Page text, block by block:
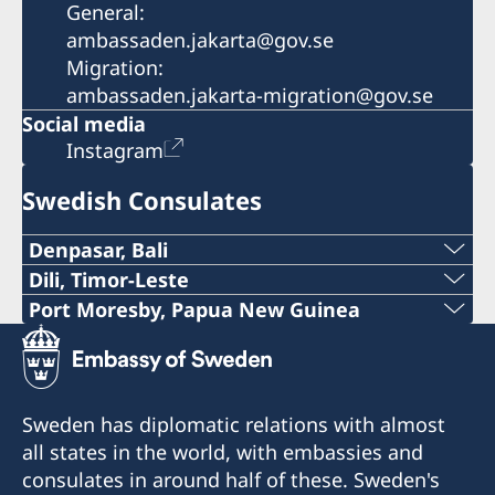
General:
ambassaden.jakarta@gov.se
Migration:
ambassaden.jakarta-migration@gov.se
Social media
Instagram
Swedish Consulates
Denpasar, Bali
Phone:
+62-361-282 223
Mobile Phone:
+62822 6699 6429
Email:
Dili, Timor-Leste
Phone:
+670 777 05556
mms@mdslegal.tl
Port Moresby, Papua New Guinea
Phone:
+675 325 5411
Email:
pngsweden@brianbell.com.pg
Sweden has diplomatic relations with almost
all states in the world, with embassies and
consulates in around half of these. Sweden's